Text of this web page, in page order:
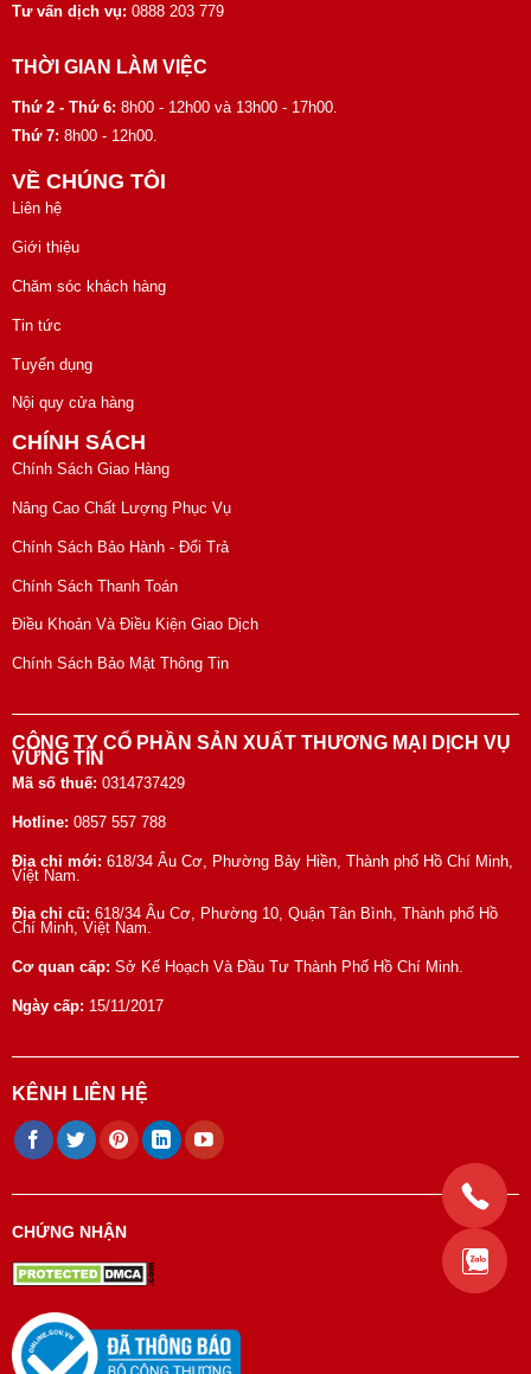
Tư vấn dịch vụ: 0888 203 779
THỜI GIAN LÀM VIỆC
Thứ 2 - Thứ 6: 8h00 - 12h00 và 13h00 - 17h00.
Thứ 7: 8h00 - 12h00.
VỀ CHÚNG TÔI
Liên hệ
Giới thiệu
Chăm sóc khách hàng
Tin tức
Tuyển dụng
Nội quy cửa hàng
CHÍNH SÁCH
Chính Sách Giao Hàng
Nâng Cao Chất Lượng Phục Vụ
Chính Sách Bảo Hành - Đổi Trả
Chính Sách Thanh Toán
Điều Khoản Và Điều Kiện Giao Dịch
Chính Sách Bảo Mật Thông Tin
CÔNG TY CỔ PHẦN SẢN XUẤT THƯƠNG MẠI DỊCH VỤ
VỮNG TÍN
Mã số thuế: 0314737429
Hotline: 0857 557 788
Địa chỉ mới: 618/34 Âu Cơ, Phường Bảy Hiền, Thành phố Hồ Chí Minh,
Việt Nam.
Địa chỉ cũ: 618/34 Âu Cơ, Phường 10, Quận Tân Bình, Thành phố Hồ
Chí Minh, Việt Nam.
Cơ quan cấp: Sở Kế Hoạch Và Đầu Tư Thành Phố Hồ Chí Minh.
Ngày cấp: 15/11/2017
KÊNH LIÊN HỆ
CHỨNG NHẬN